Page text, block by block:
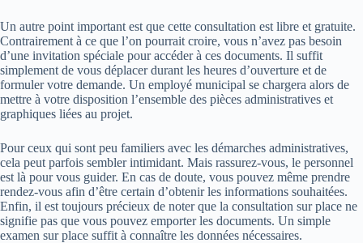
Un autre point important est que cette consultation est libre et gratuite.
Contrairement à ce que l’on pourrait croire, vous n’avez pas besoin
d’une invitation spéciale pour accéder à ces documents. Il suffit
simplement de vous déplacer durant les heures d’ouverture et de
formuler votre demande. Un employé municipal se chargera alors de
mettre à votre disposition l’ensemble des pièces administratives et
graphiques liées au projet.
Pour ceux qui sont peu familiers avec les démarches administratives,
cela peut parfois sembler intimidant. Mais rassurez-vous, le personnel
est là pour vous guider. En cas de doute, vous pouvez même prendre
rendez-vous afin d’être certain d’obtenir les informations souhaitées.
Enfin, il est toujours précieux de noter que la consultation sur place ne
signifie pas que vous pouvez emporter les documents. Un simple
examen sur place suffit à connaître les données nécessaires.